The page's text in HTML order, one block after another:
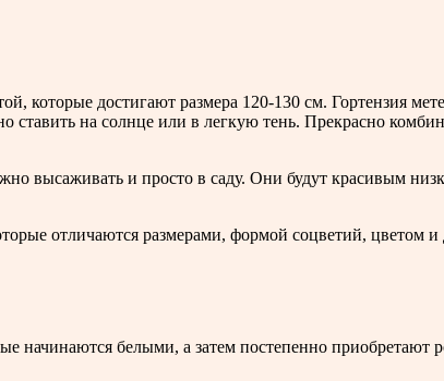
которые достигают размера 120-130 см. Гортензия
на солнце или в легкую тень. Прекрасно
высаживать и просто в саду. Они будут красивым
отличаются размерами, формой соцветий, цветом
начинаются белыми, а затем постепенно приобретают